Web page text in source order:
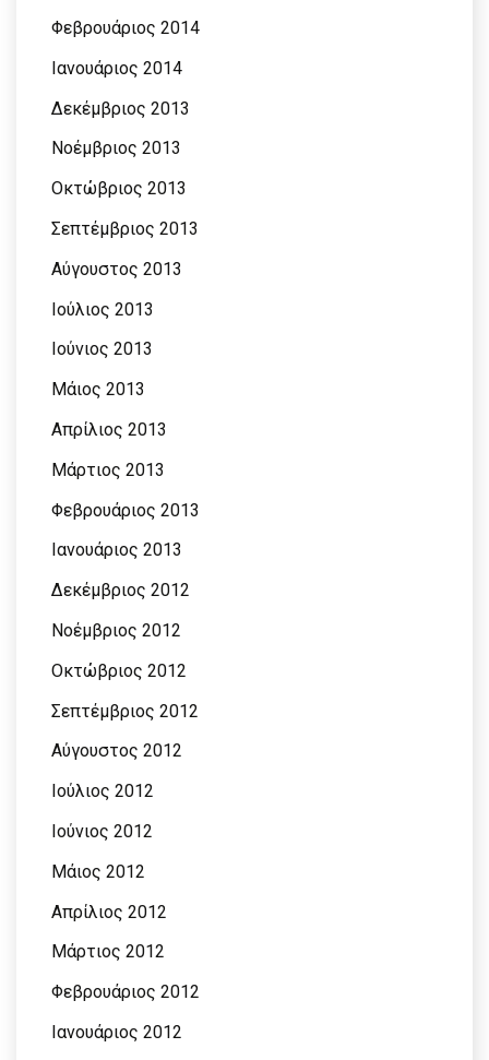
Φεβρουάριος 2014
Ιανουάριος 2014
Δεκέμβριος 2013
Νοέμβριος 2013
Οκτώβριος 2013
Σεπτέμβριος 2013
Αύγουστος 2013
Ιούλιος 2013
Ιούνιος 2013
Μάιος 2013
Απρίλιος 2013
Μάρτιος 2013
Φεβρουάριος 2013
Ιανουάριος 2013
Δεκέμβριος 2012
Νοέμβριος 2012
Οκτώβριος 2012
Σεπτέμβριος 2012
Αύγουστος 2012
Ιούλιος 2012
Ιούνιος 2012
Μάιος 2012
Απρίλιος 2012
Μάρτιος 2012
Φεβρουάριος 2012
Ιανουάριος 2012